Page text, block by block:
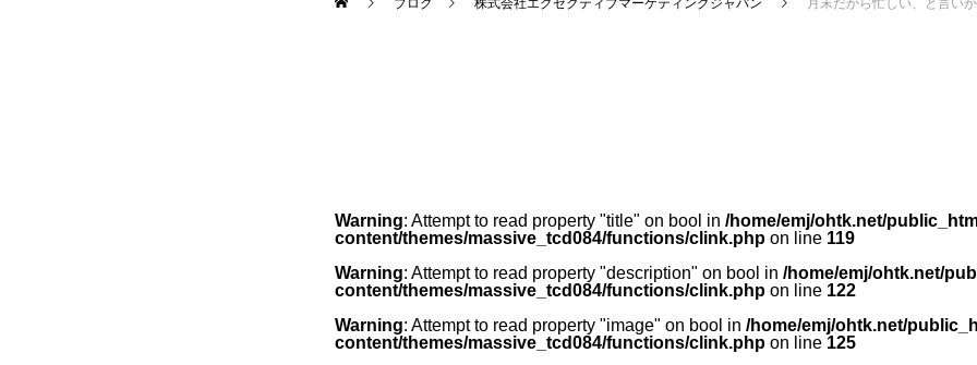
ブログ 株式会社エグゼクティブマーケティングジャパン 月末だから忙しい、と言い
Warning: Attempt to read property "title" on bool in /home/emj/ohtk.net/
content/themes/massive_tcd084/functions/clink.php on line 119
Warning: Attempt to read property "description" on bool in /home/emj/ohtk.net/
content/themes/massive_tcd084/functions/clink.php on line 122
Warning: Attempt to read property "image" on bool in /home/emj/ohtk.net/
content/themes/massive_tcd084/functions/clink.php on line 125